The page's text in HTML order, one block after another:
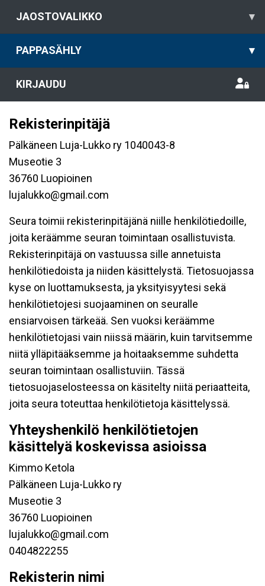
JAOSTOVALIKKO ▾
PAPPASÄHLY ▾
KIRJAUDU
Rekisterinpitäjä
Pälkäneen Luja-Lukko ry 1040043-8
Museotie 3
36760 Luopioinen
lujalukko@gmail.com
Seura toimii rekisterinpitäjänä niille henkilötiedoille,
joita keräämme seuran toimintaan osallistuvista.
Rekisterinpitäjä on vastuussa sille annetuista
henkilötiedoista ja niiden käsittelystä. Tietosuojassa
kyse on luottamuksesta, ja yksityisyytesi sekä
henkilötietojesi suojaaminen on seuralle
ensiarvoisen tärkeää. Sen vuoksi keräämme
henkilötietojasi vain niissä määrin, kuin tarvitsemme
niitä ylläpitääksemme ja hoitaaksemme suhdetta
seuran toimintaan osallistuviin. Tässä
tietosuojaselosteessa on käsitelty niitä periaatteita,
joita seura toteuttaa henkilötietoja käsittelyssä.
Yhteyshenkilö henkilötietojen
käsittelyä koskevissa asioissa
Kimmo Ketola
Pälkäneen Luja-Lukko ry
Museotie 3
36760 Luopioinen
lujalukko@gmail.com
0404822255
Rekisterin nimi